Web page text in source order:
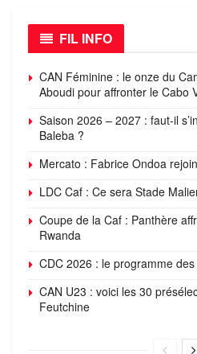
FIL INFO
CAN Féminine : le onze du
Aboudi pour affronter le Cabo
Saison 2026 – 2027 : faut-il
Baleba ?
Mercato : Fabrice Ondoa
LDC Caf : Ce sera Stade
Coupe de la Caf : Panthère
Rwanda
CDC 2026 : le programme
CAN U23 : voici les 30
Feutchine